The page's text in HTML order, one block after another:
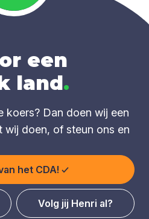
een
land.
koers? Dan doen wij een
wij doen, of steun ons en
het CDA!
Volg jij Henri al?